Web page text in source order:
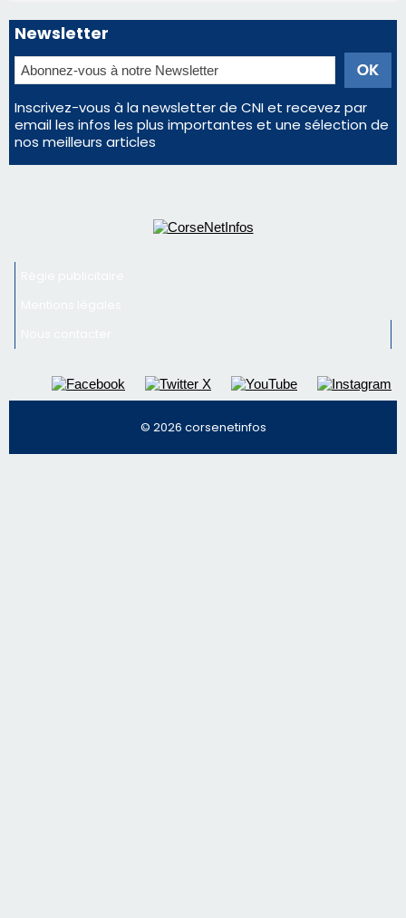
Newsletter
Inscrivez-vous à la newsletter de CNI et recevez par
email les infos les plus importantes et une sélection de
nos meilleurs articles
© 2026 corsenetinfos